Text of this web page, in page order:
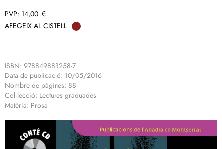
14,00 €
AFEGEIX AL CISTELL
ISBN: 978849883258-7
Data de publicació: 10/05/2016
Nombre de pàgines: 88
Col·lecció: Lectures graduades
Matèria: Prosa